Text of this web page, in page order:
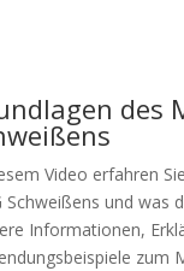
des
Video erfahren
Schweißens und was
Informationen,
zum